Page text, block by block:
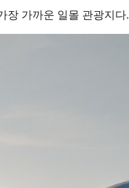
장 가까운 일몰 관광지다.